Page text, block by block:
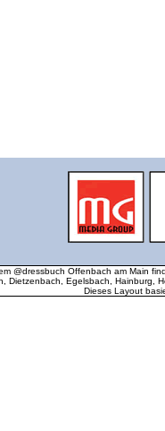
@dressbuch Offenbach am Main
Dietzenbach, Egelsbach, Hainburg,
Dieses Layout